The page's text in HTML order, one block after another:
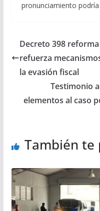
pronunciamiento
Decreto 398
refuerza
la evasión fiscal
Testimonio
elementos al caso
También te